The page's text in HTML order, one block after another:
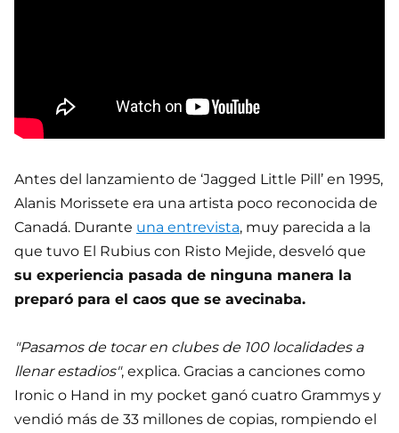
Antes del lanzamiento de ‘Jagged Little Pill’ en 1995,
Alanis Morissete era una artista poco reconocida de
Canadá. Durante una entrevista, muy parecida a la
que tuvo El Rubius con Risto Mejide, desveló que
su experiencia pasada de ninguna manera la
preparó para el caos que se avecinaba.
"Pasamos de tocar en clubes de 100 localidades a
llenar estadios", explica. Gracias a canciones como
Ironic o Hand in my pocket ganó cuatro Grammys y
vendió más de 33 millones de copias, rompiendo el